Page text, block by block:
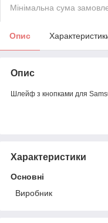
Мінімальна сума
Опис
Опис
Шлейф з кнопками для
Характеристики
Основні
Виробник